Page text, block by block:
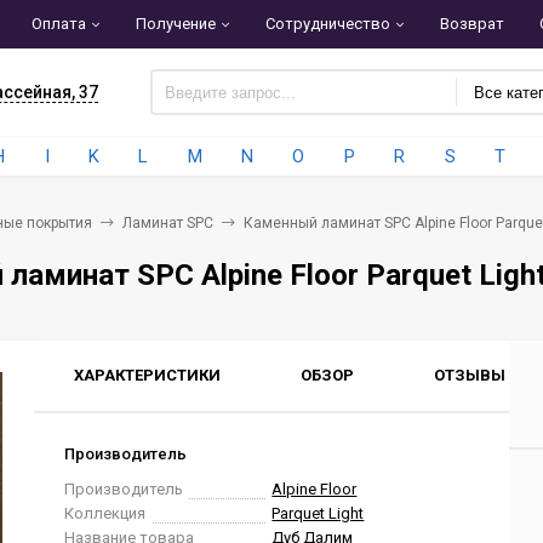
Оплата Получение Сотрудничество Возврат
37 Все
I K L M N O P R S T
покрытия Ламинат SPC Каменный ламинат SPC Alpine Floor
SPC Alpine Floor Parquet
ХАРАКТЕРИСТИКИ ОБЗОР ОТЗЫВЫ
Производитель
Производитель
Alpine Floor
Коллекция
Parquet Light
Название товара
Дуб Далим